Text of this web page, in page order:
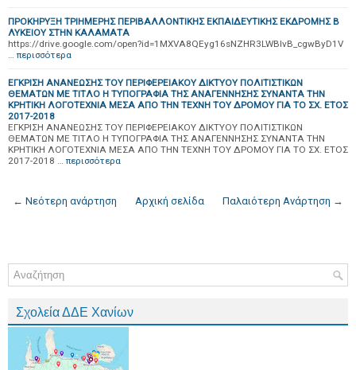
ΠΡΟΚΗΡΥΞΗ ΤΡΙΗΜΕΡΗΣ ΠΕΡΙΒΑΛΛΟΝΤΙΚΗΣ ΕΚΠΑΙΔΕΥΤΙΚΗΣ ΕΚΔΡΟΜΗΣ B
ΛΥΚΕΙΟΥ ΣΤΗΝ ΚΑΛΑΜΑΤΑ
https://drive.google.com/open?id=1MXVA8QEyg16sNZHR3LWBIvB_cgwByD1V
… περισσότερα
ΕΓΚΡΙΣΗ ΑΝΑΝΕΩΣΗΣ ΤΟΥ ΠΕΡΙΦΕΡΕΙΑΚΟΥ ΔΙΚΤΥΟΥ ΠΟΛΙΤΙΣΤΙΚΩΝ
ΘΕΜΑΤΩΝ ΜΕ ΤΙΤΛΟ Η ΤΥΠΟΓΡΑΦΙΑ ΤΗΣ ΑΝΑΓΕΝΝΗΣΗΣ ΣΥΝΑΝΤΑ ΤΗΝ
ΚΡΗΤΙΚΗ ΛΟΓΟΤΕΧΝΙΑ ΜΕΣΑ ΑΠΟ ΤΗΝ ΤΕΧΝΗ ΤΟΥ ΔΡΟΜΟΥ ΓΙΑ ΤΟ ΣΧ. ΕΤΟΣ
2017-2018
ΕΓΚΡΙΣΗ ΑΝΑΝΕΩΣΗΣ ΤΟΥ ΠΕΡΙΦΕΡΕΙΑΚΟΥ ΔΙΚΤΥΟΥ ΠΟΛΙΤΙΣΤΙΚΩΝ
ΘΕΜΑΤΩΝ ΜΕ ΤΙΤΛΟ Η ΤΥΠΟΓΡΑΦΙΑ ΤΗΣ ΑΝΑΓΕΝΝΗΣΗΣ ΣΥΝΑΝΤΑ ΤΗΝ
ΚΡΗΤΙΚΗ ΛΟΓΟΤΕΧΝΙΑ ΜΕΣΑ ΑΠΟ ΤΗΝ ΤΕΧΝΗ ΤΟΥ ΔΡΟΜΟΥ ΓΙΑ ΤΟ ΣΧ. ΕΤΟΣ
2017-2018 … περισσότερα
← Νεότερη ανάρτηση Παλαιότερη Ανάρτηση →
Αρχική σελίδα
Σχολεία ΔΔΕ Χανίων